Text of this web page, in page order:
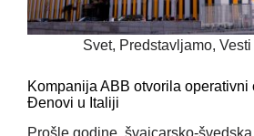
Svet, Predstavljamo, Vesti
Kompanija ABB otvorila operativni
Đenovi u Italiji
Prošle godine, švajcarsko-